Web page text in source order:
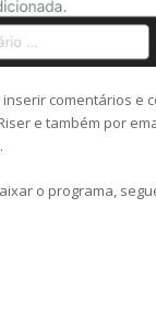
comentários e
e também por
o programa,